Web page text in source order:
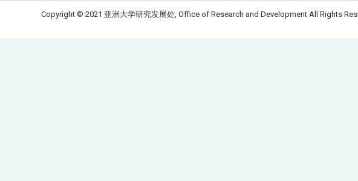
Copyright © 2021 亚洲大学研究发展处, Office of Research and Development All Rights